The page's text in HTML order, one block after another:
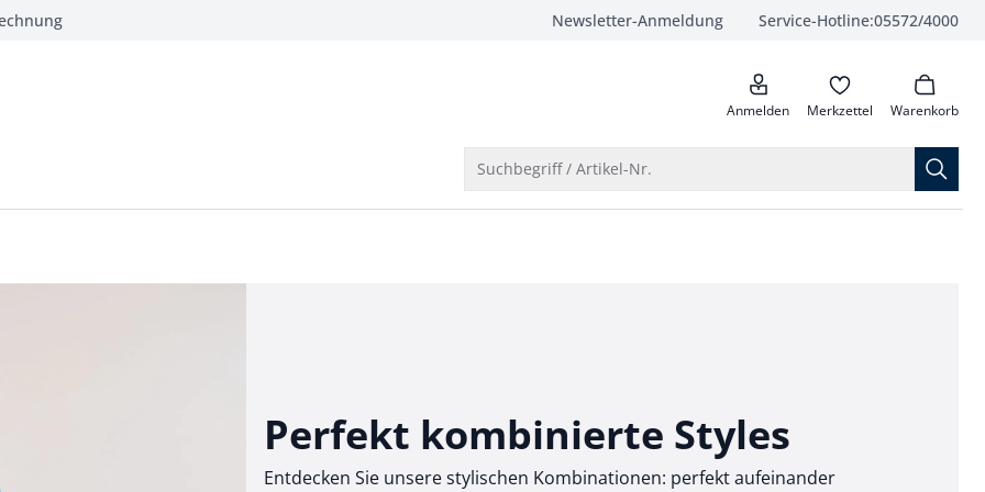
Newsletter-Anmeldung Service-Hotline:05572/4000
anrufen
Anmelden Merkzettel Warenkorb
Suchbegriff / Artikel-Nr.
Perfekt kombinierte Styles
Entdecken Sie unsere stylischen Kombinationen: perfekt aufeinander